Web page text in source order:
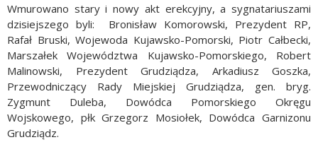
Wmurowano stary i nowy akt erekcyjny, a sygnatariuszami
dzisiejszego byli: Bronisław Komorowski, Prezydent RP,
Rafał Bruski, Wojewoda Kujawsko-Pomorski, Piotr Całbecki,
Marszałek Województwa Kujawsko-Pomorskiego, Robert
Malinowski, Prezydent Grudziądza, Arkadiusz Goszka,
Przewodniczący Rady Miejskiej Grudziądza, gen. bryg.
Zygmunt Duleba, Dowódca Pomorskiego Okręgu
Wojskowego, płk Grzegorz Mosiołek, Dowódca Garnizonu
Grudziądz.